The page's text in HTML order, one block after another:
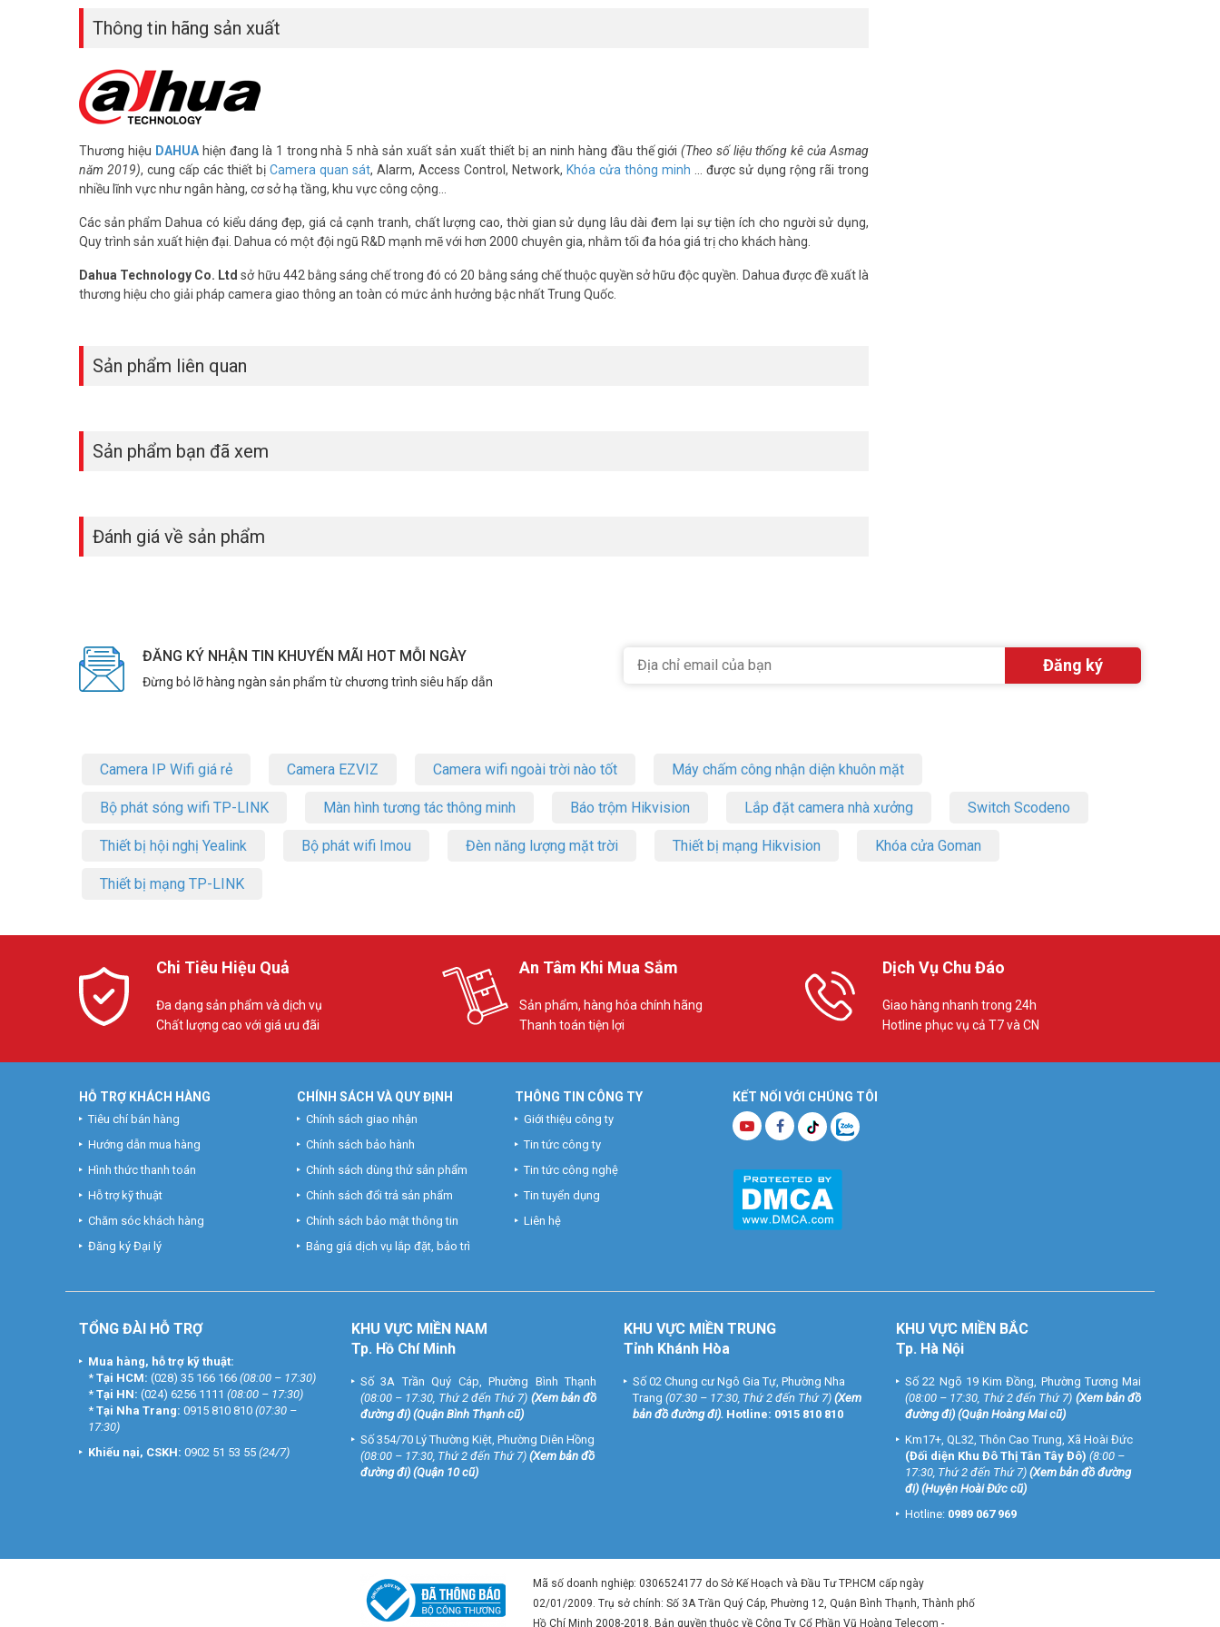
Tham khảo các kênh thông tin khác:
– Facebook:https://www.facebook.com/vuhoangtelecom/
– Website: https://vuhoangtelecom.vn/
Thông tin hãng sản xuất
Thương hiệu DAHUAhiện đang là 1 trong nhà 5 nhà sản xuất sản xuất thiết bị an ninh hàng đầu thế giới(Theo số liệu thống kê của Asmag
năm 2019), cung cấp các thiết bị Camera quan sát, Alarm, Access Control, Network, Khóa cửa thông minh … được sử dụng rộng rãi trong
nhiều lĩnh vực như ngân hàng, cơ sở hạ tầng, khu vực công cộng…
Các sản phẩm Dahua có kiểu dáng đẹp, giá cả cạnh tranh, chất lượng cao, thời gian sử dụng lâu dài đem lại sự tiện ích cho người sử dụng,
Quy trình sản xuất hiện đại. Dahua có một đội ngũ R&D mạnh mẽ với hơn 2000 chuyên gia, nhằm tối đa hóa giá trị cho khách hàng.
Dahua Technology Co. Ltd sở hữu 442 bằng sáng chế trong đó có 20 bằng sáng chế thuộc quyền sở hữu độc quyền. Dahua được đề xuất là
thương hiệu cho giải pháp camera giao thông an toàn có mức ảnh hưởng bậc nhất Trung Quốc.
Sản phẩm liên quan
Sản phẩm bạn đã xem
Đánh giá về sản phẩm
ĐĂNG KÝ NHẬN TIN KHUYẾN MÃI HOT MỖI NGÀY
Đừng bỏ lỡ hàng ngàn sản phẩm từ chương trình siêu hấp dẫn
Camera IP Wifi giá rẻ Camera EZVIZ Camera wifi ngoài trời nào tốt Máy chấm công nhận diện khuôn mặt
Bộ phát sóng wifi TP-LINK Màn hình tương tác thông minh Báo trộm Hikvision Lắp đặt camera nhà xưởng Switch Scodeno
Thiết bị hội nghị Yealink Bộ phát wifi Imou Đèn năng lượng mặt trời Thiết bị mạng Hikvision Khóa cửa Goman
Thiết bị mạng TP-LINK
Chi Tiêu Hiệu Quả
Đa dạng sản phẩm và dịch vụ
Chất lượng cao với giá ưu đãi
An Tâm Khi Mua Sắm
Sản phẩm, hàng hóa chính hãng
Thanh toán tiện lợi
Dịch Vụ Chu Đáo
Giao hàng nhanh trong 24h
Hotline phục vụ cả T7 và CN
KẾT NỐI VỚI CHÚNG TÔI
HỖ TRỢ KHÁCH HÀNG
Tiêu chí bán hàng
Hướng dẫn mua hàng
Hình thức thanh toán
Hỗ trợ kỹ thuật
Chăm sóc khách hàng
Đăng ký Đại lý
CHÍNH SÁCH VÀ QUY ĐỊNH
Chính sách giao nhận
Chính sách bảo hành
Chính sách dùng thử sản phẩm
Chính sách đổi trả sản phẩm
Chính sách bảo mật thông tin
Bảng giá dịch vụ lắp đặt, bảo trì
THÔNG TIN CÔNG TY
Giới thiệu công ty
Tin tức công ty
Tin tức công nghệ
Tin tuyển dụng
Liên hệ
TỔNG ĐÀI HỖ TRỢ
Mua hàng, hỗ trợ kỹ thuật:
* Tại HCM: (028) 35 166 166 (08:00 – 17:30)
* Tại HN: (024) 6256 1111 (08:00 – 17:30)
* Tại Nha Trang: 0915 810 810 (07:30 –
17:30)
Khiếu nại, CSKH: 0902 51 53 55 (24/7)
KHU VỰC MIỀN NAM
Tp. Hồ Chí Minh
Số 3A Trần Quý Cáp, Phường Bình Thạnh
(08:00 – 17:30, Thứ 2 đến Thứ 7) (Xem bản đồ
đường đi) (Quận Bình Thạnh cũ)
Số 354/70 Lý Thường Kiệt, Phường Diên Hồng
(08:00 – 17:30, Thứ 2 đến Thứ 7) (Xem bản đồ
đường đi) (Quận 10 cũ)
KHU VỰC MIỀN TRUNG
Tỉnh Khánh Hòa
Số 02 Chung cư Ngô Gia Tự, Phường Nha
Trang (07:30 – 17:30, Thứ 2 đến Thứ 7) (Xem
bản đồ đường đi). Hotline: 0915 810 810
KHU VỰC MIỀN BẮC
Tp. Hà Nội
Số 22 Ngõ 19 Kim Đồng, Phường Tương Mai
(08:00 – 17:30, Thứ 2 đến Thứ 7) (Xem bản đồ
đường đi) (Quận Hoàng Mai cũ)
Km17+, QL32, Thôn Cao Trung, Xã Hoài Đức
(Đối diện Khu Đô Thị Tân Tây Đô) (8:00 –
17:30, Thứ 2 đến Thứ 7) (Xem bản đồ đường
đi) (Huyện Hoài Đức cũ)
Hotline: 0989 067 969
Mã số doanh nghiệp: 0306524177 do Sở Kế Hoạch và Đầu Tư TP.HCM cấp ngày
02/01/2009. Trụ sở chính: Số 3A Trần Quý Cáp, Phường 12, Quận Bình Thạnh, Thành phố
Hồ Chí Minh 2008-2018. Bản quyền thuộc về Công Ty Cổ Phần Vũ Hoàng Telecom -